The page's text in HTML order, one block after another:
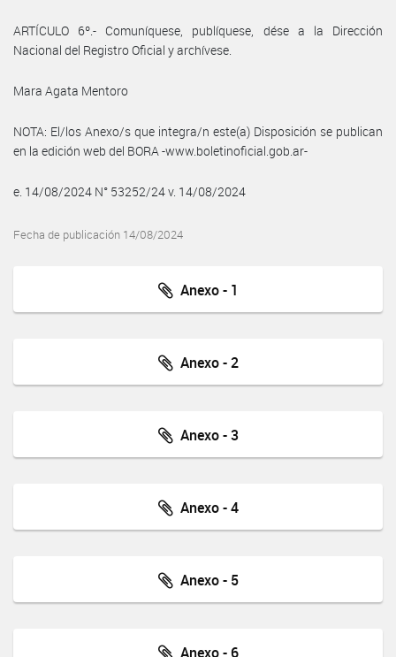
ARTÍCULO 6º.- Comuníquese, publíquese, dése a la Dirección
Nacional del Registro Oficial y archívese.
Mara Agata Mentoro
NOTA: El/los Anexo/s que integra/n este(a) Disposición se publican
en la edición web del BORA -www.boletinoficial.gob.ar-
e. 14/08/2024 N° 53252/24 v. 14/08/2024
Fecha de publicación 14/08/2024
Anexo - 1
Anexo - 2
Anexo - 3
Anexo - 4
Anexo - 5
Anexo - 6